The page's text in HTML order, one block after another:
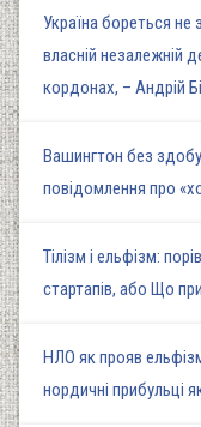
Україна бореться не
власній незалежній
кордонах, – Андрій
Вашингтон без
повідомлення про
Тілізм і ельфізм:
стартапів, або Що
НЛО як прояв
нордичні прибульці